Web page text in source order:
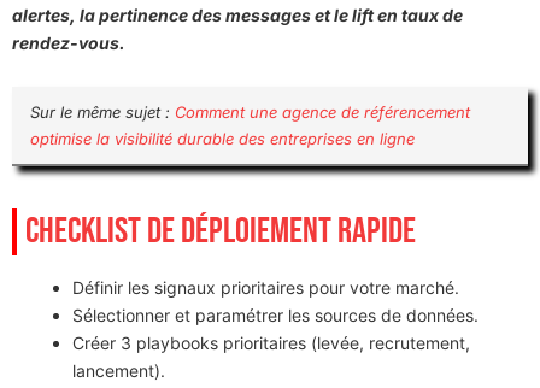
alertes, la pertinence des messages et le lift en taux de
rendez-vous.
Sur le même sujet : Comment une agence de référencement
optimise la visibilité durable des entreprises en ligne
CHECKLIST DE DÉPLOIEMENT RAPIDE
Définir les signaux prioritaires pour votre marché.
Sélectionner et paramétrer les sources de données.
Créer 3 playbooks prioritaires (levée, recrutement,
lancement).